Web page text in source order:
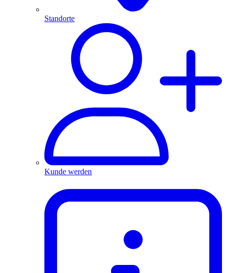
Standorte
Kunde werden